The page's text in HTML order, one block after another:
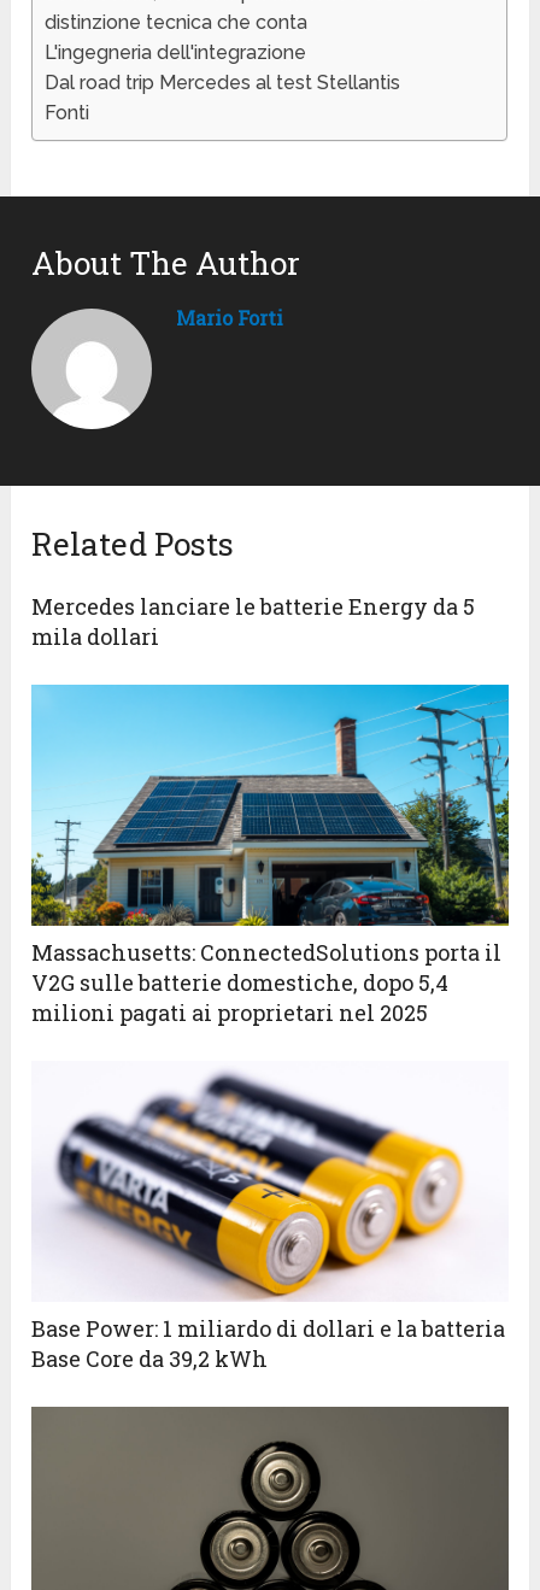
distinzione tecnica che conta
L'ingegneria dell'integrazione
Dal road trip Mercedes al test Stellantis
Fonti
About The Author
Mario Forti
Related Posts
Mercedes lanciare le batterie Energy da 5
mila dollari
Massachusetts: ConnectedSolutions porta il
V2G sulle batterie domestiche, dopo 5,4
milioni pagati ai proprietari nel 2025
Base Power: 1 miliardo di dollari e la batteria
Base Core da 39,2 kWh